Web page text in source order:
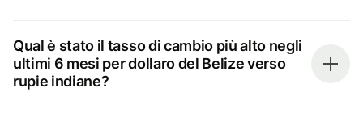
Qual è stato il tasso di cambio più alto negli
ultimi 6 mesi per dollaro del Belize verso
rupie indiane?